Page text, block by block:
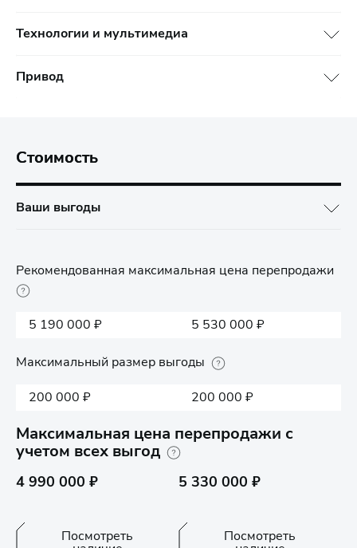
Технологии и мультимедиа
Привод
Стоимость
Ваши выгоды
Рекомендованная максимальная цена перепродажи
5 190 000 ₽ 5 530 000 ₽
Максимальный размер выгоды
200 000 ₽
200 000 ₽
Максимальная цена перепродажи с
учетом всех выгод
4 990 000 ₽ 5 330 000 ₽
Посмотреть Посмотреть